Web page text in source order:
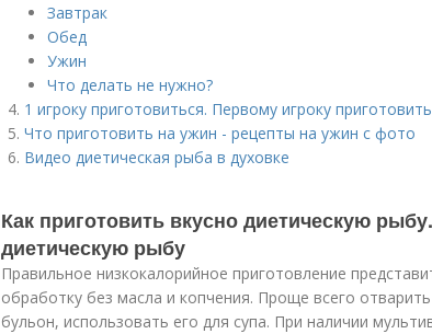
Завтрак
Обед
Ужин
Что делать не нужно?
1 игроку приготовиться. Первому игроку
Что приготовить на ужин - рецепты на ужин с фото
Видео диетическая рыба в духовке
Как приготовить вкусно диетическую
диетическую рыбу
Правильное низкокалорийное приготовление
обработку без масла и копчения. Проще всего
бульон, использовать его для супа. При наличии